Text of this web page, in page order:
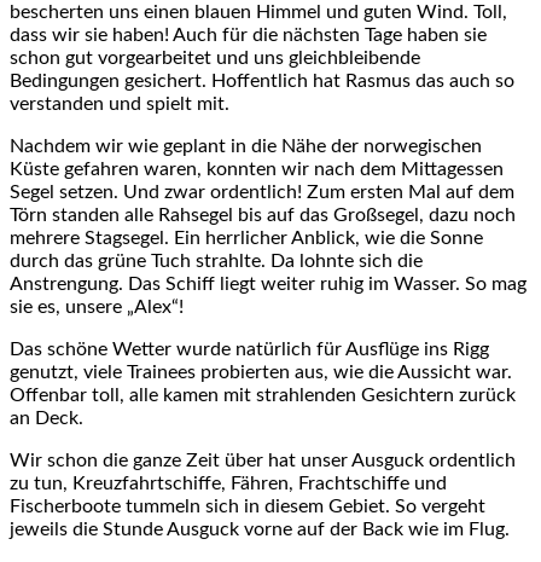
bescherten uns einen blauen Himmel und guten Wind. Toll,
dass wir sie haben! Auch für die nächsten Tage haben sie
schon gut vorgearbeitet und uns gleichbleibende
Bedingungen gesichert. Hoffentlich hat Rasmus das auch so
verstanden und spielt mit.
Nachdem wir wie geplant in die Nähe der norwegischen
Küste gefahren waren, konnten wir nach dem Mittagessen
Segel setzen. Und zwar ordentlich! Zum ersten Mal auf dem
Törn standen alle Rahsegel bis auf das Großsegel, dazu noch
mehrere Stagsegel. Ein herrlicher Anblick, wie die Sonne
durch das grüne Tuch strahlte. Da lohnte sich die
Anstrengung. Das Schiff liegt weiter ruhig im Wasser. So mag
sie es, unsere „Alex“!
Das schöne Wetter wurde natürlich für Ausflüge ins Rigg
genutzt, viele Trainees probierten aus, wie die Aussicht war.
Offenbar toll, alle kamen mit strahlenden Gesichtern zurück
an Deck.
Wir schon die ganze Zeit über hat unser Ausguck ordentlich
zu tun, Kreuzfahrtschiffe, Fähren, Frachtschiffe und
Fischerboote tummeln sich in diesem Gebiet. So vergeht
jeweils die Stunde Ausguck vorne auf der Back wie im Flug.